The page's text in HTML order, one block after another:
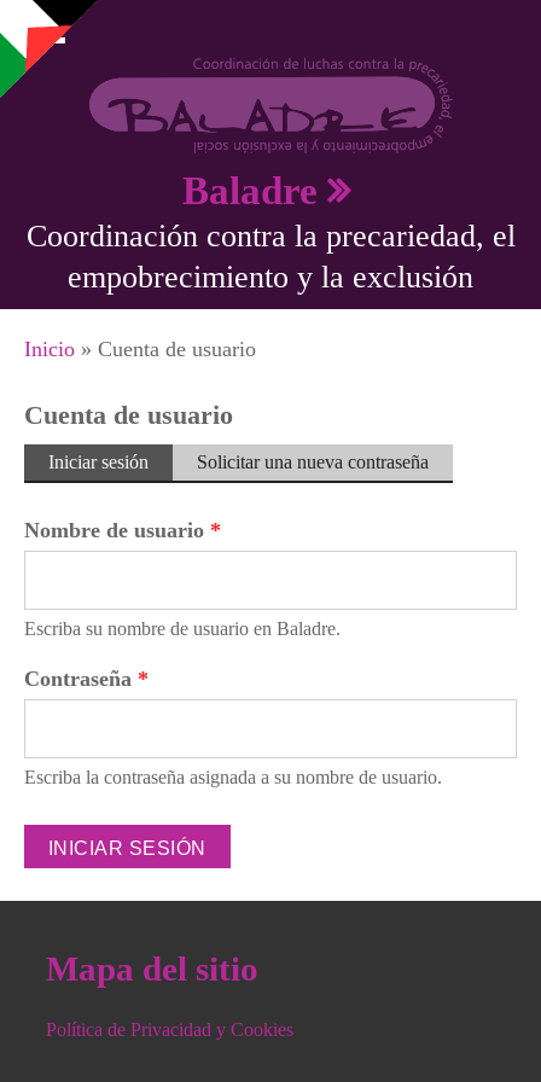
Pasar al contenido principal
Baladre
Coordinación contra la precariedad, el
empobrecimiento y la exclusión
Se encuentra usted aquí
Inicio » Cuenta de usuario
Cuenta de usuario
Solapas principales
Iniciar sesión (solapaSolicitar una nueva contraseña
Nombre de usuario *
Escriba su nombre de usuario en Baladre.
Contraseña *
Escriba la contraseña asignada a su nombre de usuario.
Mapa del sitio
Política de Privacidad y Cookies